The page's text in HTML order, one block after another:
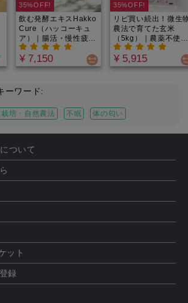
35%OFF!
飲む発酵エキスHakko
Cure（ハッコーキュ
ア）｜腸活・慢性疲
労・便秘・肌荒れ・原
因不明の不調に悩む全
ての人へ。酵母×和ハ
学肥料不使用！1回あ
たり5滴から始める腸
内リセット習慣
¥ 7,150
35%OFF!
リピ買い続出！微生
農法で育てた玄米
（5kg）｜農薬不使
用・化学肥料不使用
残留農薬ゼロ！｜一
的な稲穂の倍近い大
むほどうまみ広がる
品米！
¥ 5,915
ーワード:
栽培・自然農法 不眠 体の匂い
ついて
ット
録